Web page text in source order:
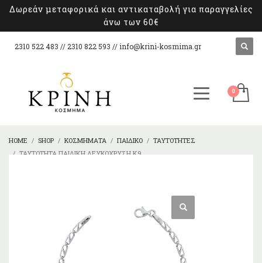
Δωρεάν μεταφορικά και αντικαταβολή για παραγγελίες
άνω των 60€
2310 522 483 // 2310 822 593 // info@krini-kosmima.gr
HOME SHOP ΚΟΣΜΉΜΑΤΑ ΠΑΙΔΙΚΌ
ΤΑΥΤΌΤΗΤΕΣ
ΤΑΥΤΌΤΗΤΑ ΠΑΙΔΙΚΉ ΛΕΥΚΌΧΡΥΣΗ Κ9